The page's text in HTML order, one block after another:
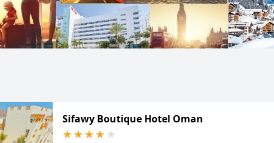
Sifawy Boutique Hotel Oman
★★★★★
★★★★★